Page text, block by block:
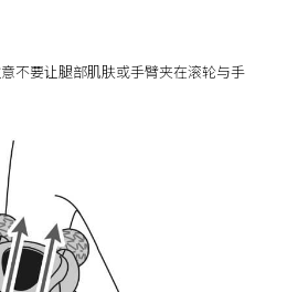
不要让腿部肌肤或手臂夹在滚轮与手